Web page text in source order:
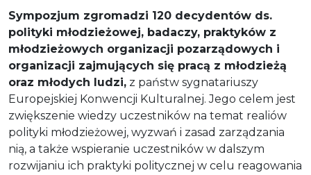
Sympozjum zgromadzi 120 decydentów ds.
polityki młodzieżowej, badaczy, praktyków z
młodzieżowych organizacji pozarządowych i
organizacji zajmujących się pracą z młodzieżą
oraz młodych ludzi, z państw sygnatariuszy
Europejskiej Konwencji Kulturalnej. Jego celem jest
zwiększenie wiedzy uczestników na temat realiów
polityki młodzieżowej, wyzwań i zasad zarządzania
nią, a także wspieranie uczestników w dalszym
rozwijaniu ich praktyki politycznej w celu reagowania